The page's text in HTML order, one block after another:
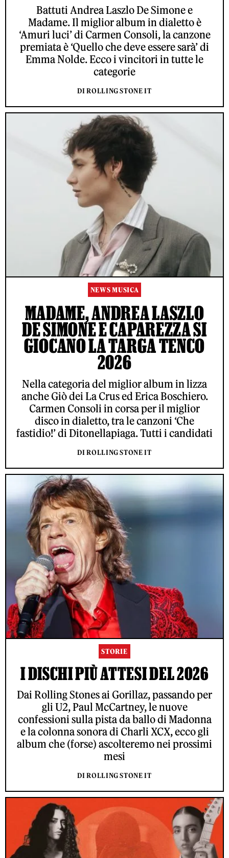
Battuti Andrea Laszlo De Simone e
Madame. Il miglior album in dialetto è
‘Amuri luci’ di Carmen Consoli, la canzone
premiata è ‘Quello che deve essere sarà’ di
Emma Nolde. Ecco i vincitori in tutte le
categorie
DI ROLLING STONE IT
NEWS MUSICA
MADAME, ANDREA LASZLO
DE SIMONE E CAPAREZZA SI
GIOCANO LA TARGA TENCO
2026
Nella categoria del miglior album in lizza
anche Giò dei La Crus ed Erica Boschiero.
Carmen Consoli in corsa per il miglior
disco in dialetto, tra le canzoni ‘Che
fastidio!’ di Ditonellapiaga. Tutti i candidati
DI ROLLING STONE IT
STORIE
I DISCHI PIÙ ATTESI DEL 2026
Dai Rolling Stones ai Gorillaz, passando per
gli U2, Paul McCartney, le nuove
confessioni sulla pista da ballo di Madonna
e la colonna sonora di Charli XCX, ecco gli
album che (forse) ascolteremo nei prossimi
mesi
DI ROLLING STONE IT